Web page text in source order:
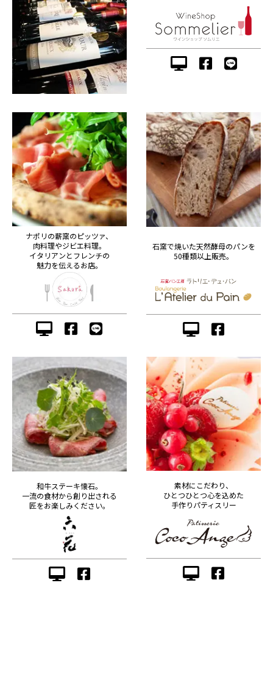
ナポリの薪窯のピッツァ、
肉料理やジビエ料理。
イタリアンとフレンチの
魅力を伝えるお店。
石窯で焼いた天然酵母のパンを
50種類以上販売。
和牛ステーキ懐石。
一流の食材から創り出される
匠をお楽しみください。
素材にこだわり、
ひとつひとつ心を込めた
手作りパティスリー